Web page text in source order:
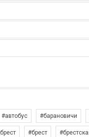
#автобус #барановичи
#брест